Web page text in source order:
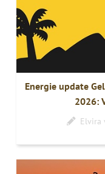
Energie update
2026:
Elvira